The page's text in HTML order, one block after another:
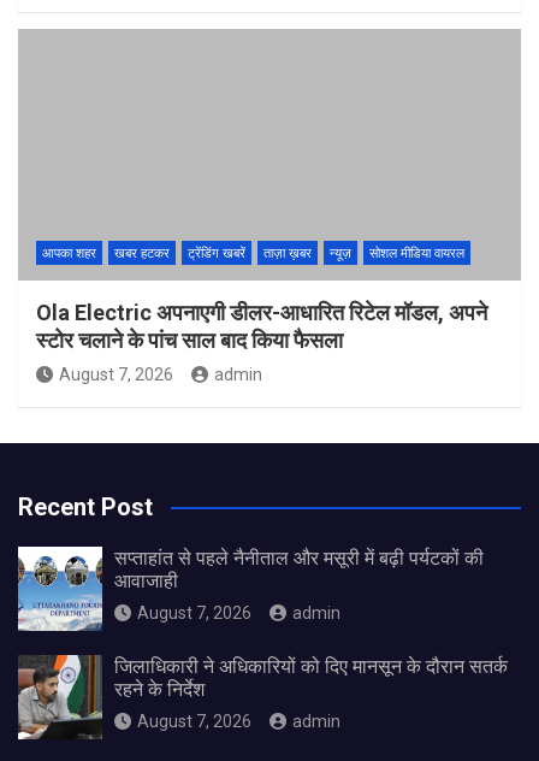
आपका शहर खबर हटकर ट्रेंडिंग खबरें ताज़ा ख़बर न्यूज़ सोशल मीडिया वायरल
Ola Electric अपनाएगी डीलर-आधारित रिटेल मॉडल, अपने
स्टोर चलाने के पांच साल बाद किया फैसला
August 7, 2026 admin
Recent Post
सप्ताहांत से पहले नैनीताल और मसूरी में बढ़ी पर्यटकों की
आवाजाही
August 7, 2026 admin
जिलाधिकारी ने अधिकारियों को दिए मानसून के दौरान सतर्क
रहने के निर्देश
August 7, 2026 admin